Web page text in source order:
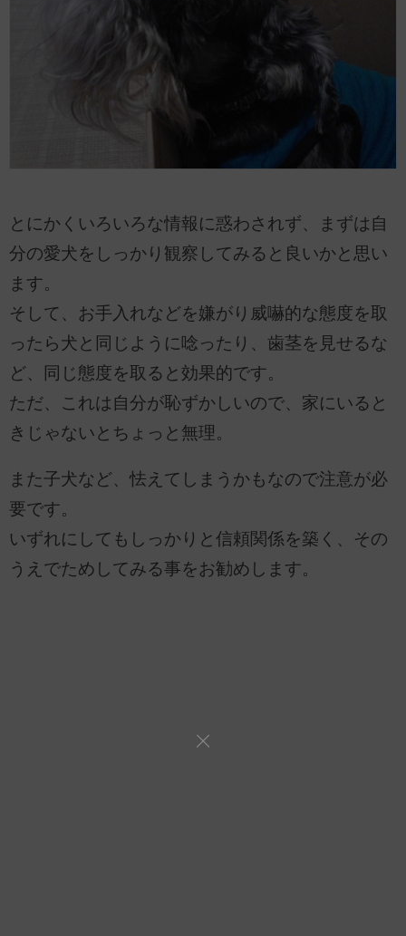
とにかくいろいろな情報に惑わされず、まずは自
分の愛犬をしっかり観察してみると良いかと思い
ます。
そして、お手入れなどを嫌がり威嚇的な態度を取
ったら犬と同じように唸ったり、歯茎を見せるな
ど、同じ態度を取ると効果的です。
ただ、これは自分が恥ずかしいので、家にいると
きじゃないとちょっと無理。
また子犬など、怯えてしまうかもなので注意が必
要です。
いずれにしてもしっかりと信頼関係を築く、その
うえでためしてみる事をお勧めします。